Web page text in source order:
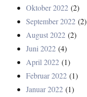
Oktober 2022 (2)
September 2022 (2)
August 2022 (2)
Juni 2022 (4)
April 2022 (1)
Februar 2022 (1)
Januar 2022 (1)